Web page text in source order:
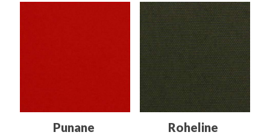
Punane Roheline